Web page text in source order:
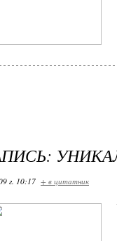
г. 10:17 + в цитатник